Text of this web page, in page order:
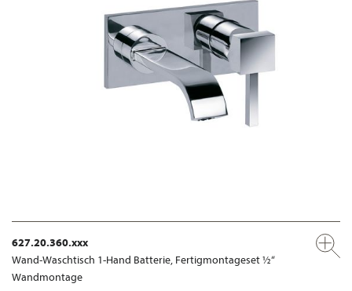
627.20.360.xxx
Wand-Waschtisch 1-Hand Batterie, Fertigmontageset ½“
Wandmontage